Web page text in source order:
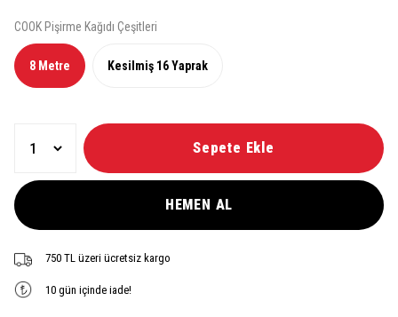
COOK Pişirme Kağıdı Çeşitleri
8 Metre Kesilmiş 16 Yaprak
Sepete Ekle
HEMEN AL
750 TL üzeri ücretsiz kargo
10 gün içinde iade!